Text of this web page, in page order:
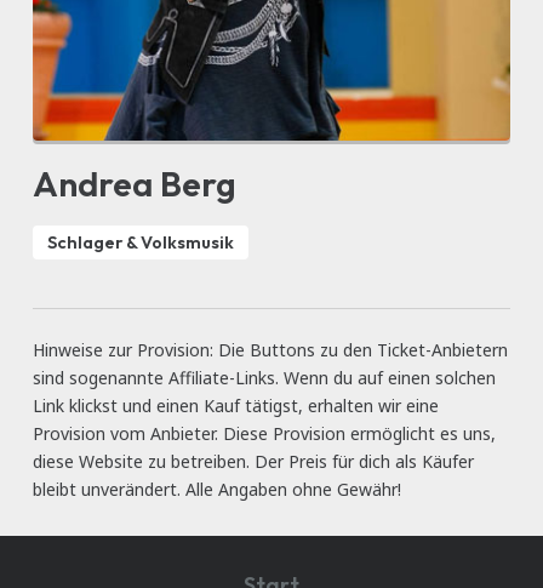
Andrea Berg
Schlager & Volksmusik
Hinweise zur Provision: Die Buttons zu den Ticket-Anbietern
sind sogenannte Affiliate-Links. Wenn du auf einen solchen
Link klickst und einen Kauf tätigst, erhalten wir eine
Provision vom Anbieter. Diese Provision ermöglicht es uns,
diese Website zu betreiben. Der Preis für dich als Käufer
bleibt unverändert. Alle Angaben ohne Gewähr!